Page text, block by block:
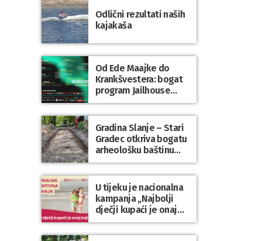
Odlični rezultati naših
kajakaša
Od Ede Maajke do
Krankšvestera: bogat
program Jailhouse
Festivala 2026. u
Lepoglavi
Gradina Slanje – Stari
Gradec otkriva bogatu
arheološku baštinu
Varaždinske županije
U tijeku je nacionalna
kampanja „Najbolji
dječji kupaći je onaj
koji se nosi“